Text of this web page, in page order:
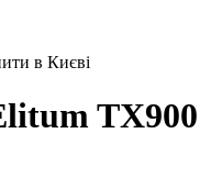
в Києві
TX900